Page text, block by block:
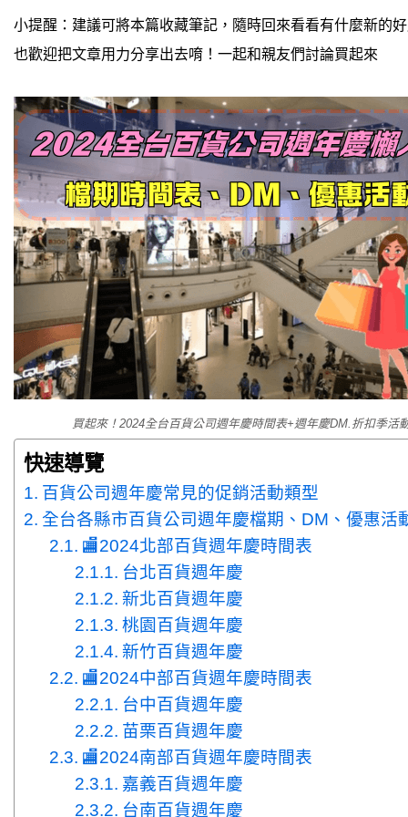
小提醒：建議可將本篇收藏筆記，隨時回來看看有什麼新的
也歡迎把文章用力分享出去唷！一起和親友們討論買起來
買起來！2024全台百貨公司週年慶時間表+週年慶DM.折扣季活
快速導覽
百貨公司週年慶常見的促銷活動類型
全台各縣市百貨公司週年慶檔期、DM、優惠活
🏬2024北部百貨週年慶時間表
台北百貨週年慶
新北百貨週年慶
桃園百貨週年慶
新竹百貨週年慶
🏬2024中部百貨週年慶時間表
台中百貨週年慶
苗栗百貨週年慶
🏬2024南部百貨週年慶時間表
嘉義百貨週年慶
台南百貨週年慶